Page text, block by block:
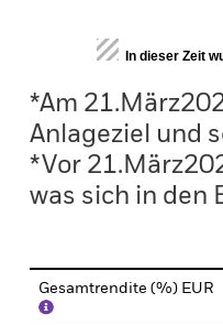
End of interactive chart.
In dieser Zeit
*Am
Anlageziel und
*Vor
was sich in den
Gesamtrendite (%) EUR